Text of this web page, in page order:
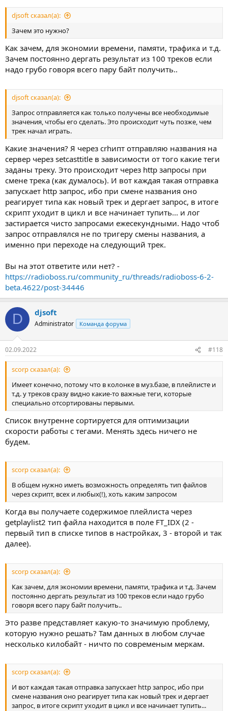
djsoft сказал(а):
Зачем это нужно?
Как зачем, для экономии времени, памяти, трафика и т.д.
Зачем постоянно дергать результат из 100 треков если
надо грубо говоря всего пару байт получить..
djsoft сказал(а):
Запрос отправляется как только получены все необходимые
значения, чтобы его сделать. Это происходит чуть позже, чем
трек начал играть.
Какие значения? Я через сrhипт отправляю названия на
сервер через setcasttitle в зависимости от того какие теги
заданы треку. Это происходит через http запросы при
смене трека (как думалось). И вот каждая такая отправка
запускает http запрос, ибо при смене названия оно
реагирует типа как новый трек и дергает запрос, в итоге
скрипт уходит в цикл и все начинает тупить... и лог
застирается чисто запросами ежесекундными. Надо чтоб
запрос отправлялся не по тригеру смены названия, а
именно при переходе на следующий трек.
Вы на этот ответите или нет? -
https://radioboss.ru/community_ru/threads/radioboss-6-2-
beta.4622/post-34446
D djsoft
Administrator Команда форума
02.09.2022 #118
scorp сказал(а):
Имеет конечно, потому что в колонке в муз.базе, в плейлисте и
т.д. у треков сразу видно какие-то важные теги, которые
специально отсортированы первыми.
Список внутренне сортируется для оптимизации
скорости работы с тегами. Менять здесь ничего не
будем.
scorp сказал(а):
В общем нужно иметь возможность определять тип файлов
через скрипт, всех и любых(!), хоть каким запросом
Когда вы получаете содержимое плейлиста через
getplaylist2 тип файла находится в поле FT_IDX (2 -
первый тип в списке типов в настройках, 3 - второй и так
далее).
scorp сказал(а):
Как зачем, для экономии времени, памяти, трафика и т.д. Зачем
постоянно дергать результат из 100 треков если надо грубо
говоря всего пару байт получить..
Это разве представляет какую-то значимую проблему,
которую нужно решать? Там данных в любом случае
несколько килобайт - ничто по современым меркам.
scorp сказал(а):
И вот каждая такая отправка запускает http запрос, ибо при
смене названия оно реагирует типа как новый трек и дергает
запрос, в итоге скрипт уходит в цикл и все начинает тупить...